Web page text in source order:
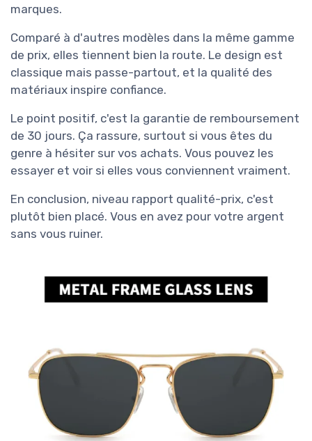
marques.
Comparé à d'autres modèles dans la même gamme
de prix, elles tiennent bien la route. Le design est
classique mais passe-partout, et la qualité des
matériaux inspire confiance.
Le point positif, c'est la garantie de remboursement
de 30 jours. Ça rassure, surtout si vous êtes du
genre à hésiter sur vos achats. Vous pouvez les
essayer et voir si elles vous conviennent vraiment.
En conclusion, niveau rapport qualité-prix, c'est
plutôt bien placé. Vous en avez pour votre argent
sans vous ruiner.